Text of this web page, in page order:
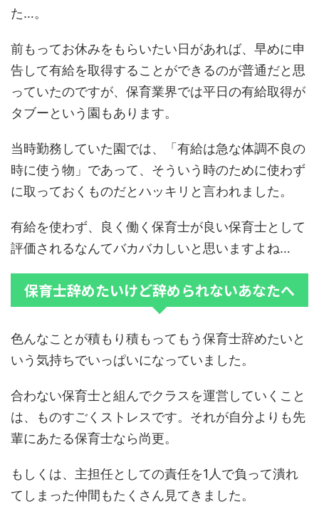
た…。
前もってお休みをもらいたい日があれば、早めに申
告して有給を取得することができるのが普通だと思
っていたのですが、 保育業界では平日の有給取得が
タブーという園もあります。
当時勤務していた園では、「有給は急な体調不良の
時に使う物」であって、そういう時のために使わず
に取っておくものだとハッキリと言われました。
有給を使わず、良く働く保育士が良い保育士として
評価されるなんてバカバカしいと思いますよね…
保育士辞めたいけど辞められないあなたへ
色んなことが積もり積もってもう保育士辞めたいと
いう気持ちでいっぱいになっていました。
合わない保育士と組んでクラスを運営していくこと
は、ものすごくストレスです。それが自分よりも先
輩にあたる保育士なら尚更。
もしくは、主担任としての責任を1人で負って潰れ
てしまった仲間もたくさん見てきました。